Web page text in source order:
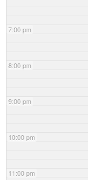
7:00 pm
8:00 pm
9:00 pm
10:00 pm
11:00 pm